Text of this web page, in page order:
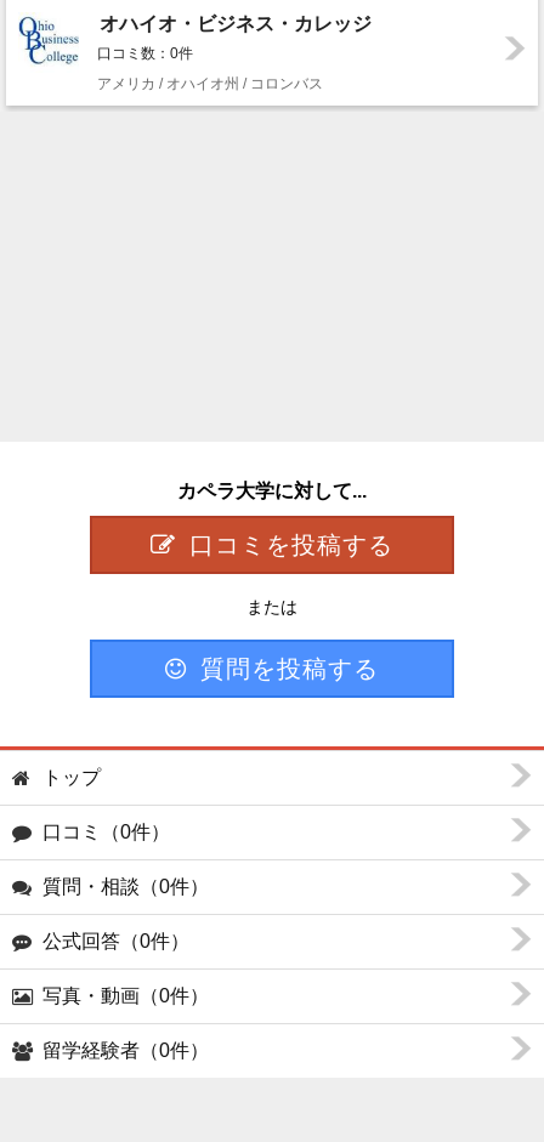
オハイオ・ビジネス・カレッジ
口コミ数：0件
アメリカ / オハイオ州 / コロンバス
カペラ大学に対して...
口コミを投稿する
または
質問を投稿する
トップ
口コミ（0件）
質問・相談（0件）
公式回答（0件）
写真・動画（0件）
留学経験者（0件）